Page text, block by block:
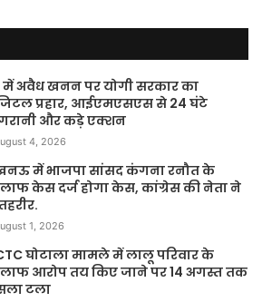
में अवैध खनन पर योगी सरकार का
प्रहार, आईएमएसएस से 24 घंटे
और कड़े एक्शन
4, 2026
में भाजपा सांसद कंगना रनौत के
केस दर्ज होगा केस, कांग्रेस की नेता ने
1, 2026
घोटाला मामले में लालू परिवार के
आरोप तय किए जाने पर 14 अगस्त तक
टला